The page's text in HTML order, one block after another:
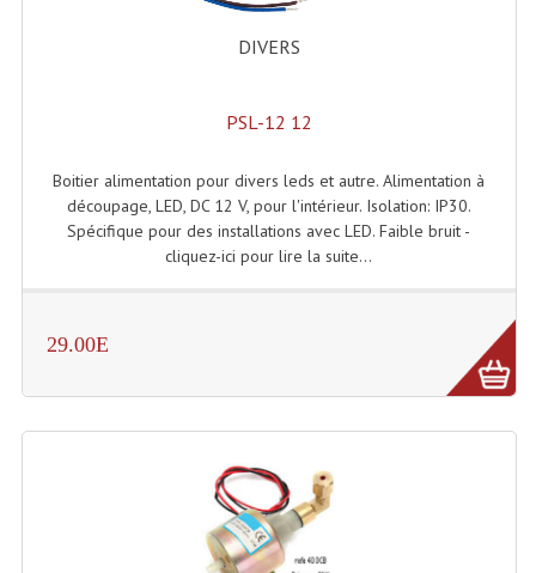
Effets LASERS
Lasers D'extérieur Multi-Points
Effets Lumineux À Leds
Blocs De Puissance
Chenillards Modulateurs
Consoles Éclairage DMX
DIVERS
PSL-12 12
Boitier alimentation pour divers leds et autre. Alimentation à
découpage, LED, DC 12 V, pour l'intérieur. Isolation: IP30.
Spécifique pour des installations avec LED. Faible bruit -
cliquez-ici pour lire la suite...
29.00E